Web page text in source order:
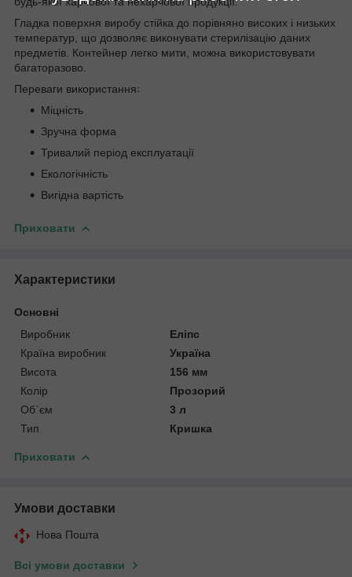
Гладка поверхня виробу стійка до порівняно високих і низьких
температур, що дозволяє виконувати стерилізацію даних
предметів. Контейнер легко мити, можна використовувати
багаторазово.
Переваги використання꞉
Міцність
Зручна форма
Тривалий період експлуатації
Екологічність
Вигідна вартість
Приховати
Характеристики
Основні
Виробник
Еліпс
Країна виробник
Україна
Висота
156 мм
Колір
Прозорий
Об`єм
3 л
Тип
Кришка
Приховати
Умови доставки
Нова Пошта
Всі умови доставки